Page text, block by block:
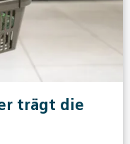
trägt die